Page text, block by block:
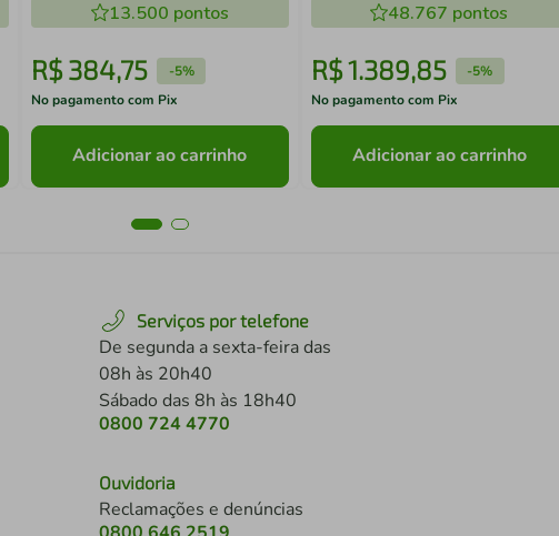
13.500 pontos
R$384,75 -5%
No pagamento com Pix
Adicionar ao carrinho
48.767 pontos
R$1.389,85 -5%
No pagamento com Pix
Adicionar ao carrinho
Serviços por telefone
De segunda a sexta-feira das
08h às 20h40
Sábado das 8h às 18h40
0800 724 4770
Ouvidoria
Reclamações e denúncias